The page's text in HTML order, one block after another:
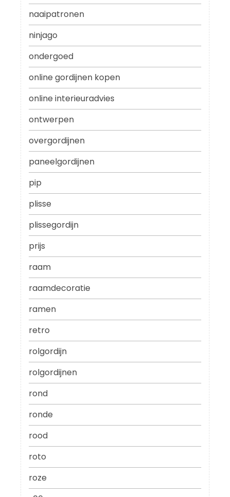
naaipatronen
ninjago
ondergoed
online gordijnen kopen
online interieuradvies
ontwerpen
overgordijnen
paneelgordijnen
pip
plisse
plissegordijn
prijs
raam
raamdecoratie
ramen
retro
rolgordijn
rolgordijnen
rond
ronde
rood
roto
roze